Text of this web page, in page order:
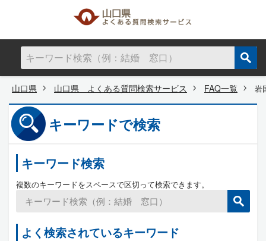
山口県 山口県 よくある質問検索サービス FAQ一覧 岩
キーワードで検索
キーワード検索
複数のキーワードをスペースで区切って検索できます。
よく検索されているキーワード